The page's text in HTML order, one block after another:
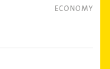
ECONOMY